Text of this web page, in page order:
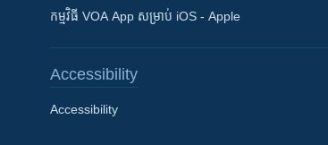
ភាសា
កម្មវិធី​ VOA App សម្រាប់ iOS - Apple
Accessibility
Accessibility